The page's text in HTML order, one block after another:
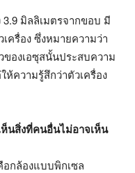
มิลลิเมตรจากขอบ มี
ครื่อง ซึ่งหมายความว่า
องเอซุสนั้นประสบความ
ห้ความรู้สึกว่าตัวเครื่อง
ห็นสิ่งที่คนอื่นไม่อาจเห็น
กล้องแบบพิกเซล